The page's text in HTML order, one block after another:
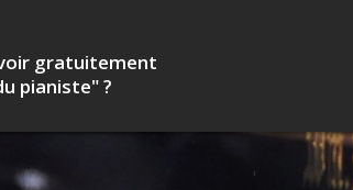
gratuitement
pianiste" ?